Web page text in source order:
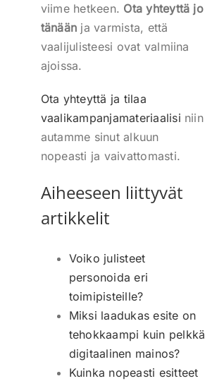
viime hetkeen. Ota yhteyttä jo
tänään ja varmista, että
vaalijulisteesi ovat valmiina
ajoissa.
Ota yhteyttä ja tilaa
vaalikampanjamateriaalisi niin
autamme sinut alkuun
nopeasti ja vaivattomasti.
Aiheeseen liittyvät
artikkelit
Voiko julisteet
personoida eri
toimipisteille?
Miksi laadukas esite on
tehokkaampi kuin pelkkä
digitaalinen mainos?
Kuinka nopeasti esitteet